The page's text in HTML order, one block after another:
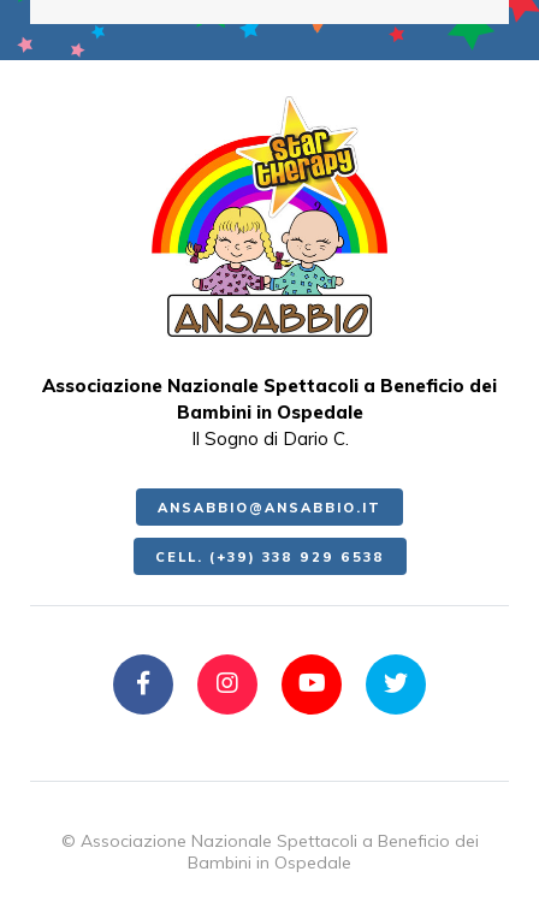
Associazione Nazionale Spettacoli a Beneficio dei
Bambini in Ospedale
Il Sogno di Dario C.
ANSABBIO@ANSABBIO.IT
CELL. (+39) 338 929 6538
© Associazione Nazionale Spettacoli a Beneficio dei
Bambini in Ospedale